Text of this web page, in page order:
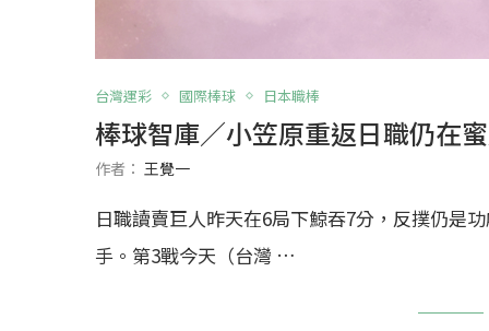
台灣運彩 國際棒球 日本職棒
棒球智庫／小笠原重返日職仍在
作者： 王覺一
日職讀賣巨人昨天在6局下鯨吞7分，反撲仍是
手。第3戰今天（台灣 …